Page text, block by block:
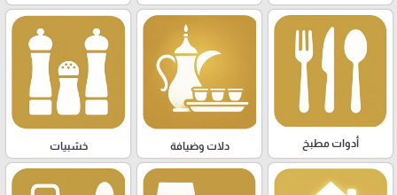
أدوات مطبخ دلات وضيافة خشبيات